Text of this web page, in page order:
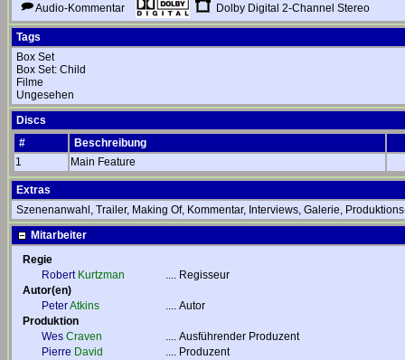
Audio-Kommentar
Dolby Digital 2-Channel Stereo
Tags
Box Set
Box Set: Child
Filme
Ungesehen
Discs
#
Beschreibung
1
Main Feature
Extras
Szenenanwahl, Trailer, Making Of, Kommentar, Interviews, Galerie,
Mitarbeiter
Regie
Robert Kurtzman .... Regisseur
Autor(en)
PeterAtkins .... Autor
Produktion
Wes Craven .... Ausführender Produzent
Pierre David .... Produzent